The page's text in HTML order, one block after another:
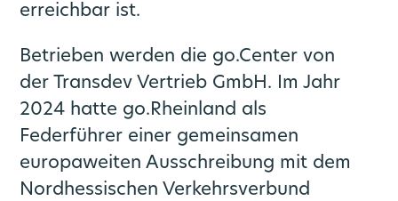
erreichbar ist.
Betrieben werden die go.Center von
der Transdev Vertrieb GmbH. Im Jahr
2024 hatte go.Rheinland als
Federführer einer gemeinsamen
europaweiten Ausschreibung mit dem
Nordhessischen Verkehrsverbund